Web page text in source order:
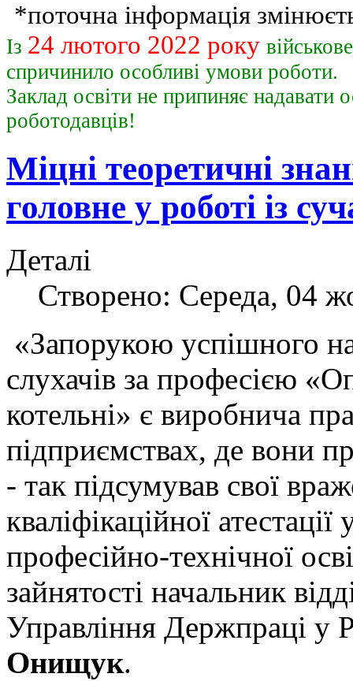
*поточна інформація
Із 24 лютого 2022 року
спричинило особливі умови роботи.
Заклад освіти не припиняє надавати
Міцні теоретичні
головне у роботі із
Деталі
Створено: Середа, 04
«Запорукою успішного
слухачів за професією
котельні» є виробнича
підприємствах, де вони
- так підсумував свої
кваліфікаційної
професійно-технічної
зайнятості начальник
Управління Держпраці у
Онищук.